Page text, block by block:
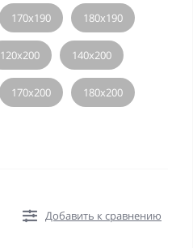
170х190 180х190
120х200 140х200
170х200 180х200
Добавить к сравнению